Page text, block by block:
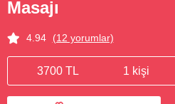
Masajı
4.94 (12 yorumlar)
3700 TL 1 kişi